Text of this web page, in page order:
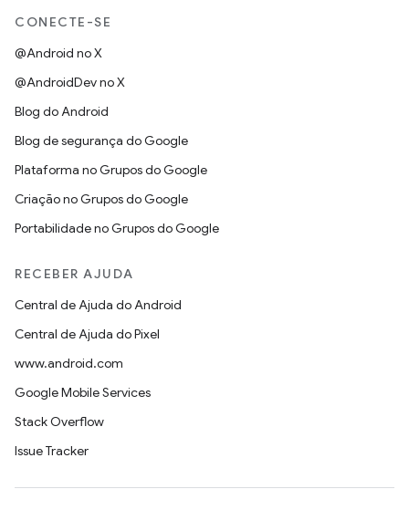
CONECTE-SE
@Android no X
@AndroidDev no X
Blog do Android
Blog de segurança do Google
Plataforma no Grupos do Google
Criação no Grupos do Google
Portabilidade no Grupos do Google
RECEBER AJUDA
Central de Ajuda do Android
Central de Ajuda do Pixel
www.android.com
Google Mobile Services
Stack Overflow
Issue Tracker